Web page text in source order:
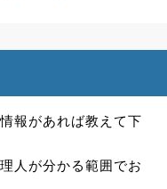
報があれば教えて下
人が分かる範囲でお